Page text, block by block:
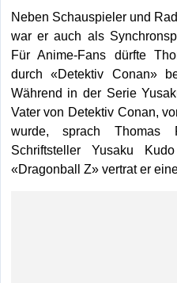
Neben Schauspieler und
war er auch als
Für Anime-Fans dürfte
durch «Detektiv Conan»
Während in der Serie
Vater von Detektiv Conan,
wurde, sprach Thomas
Schriftsteller Yusaku
«Dragonball Z» vertrat er